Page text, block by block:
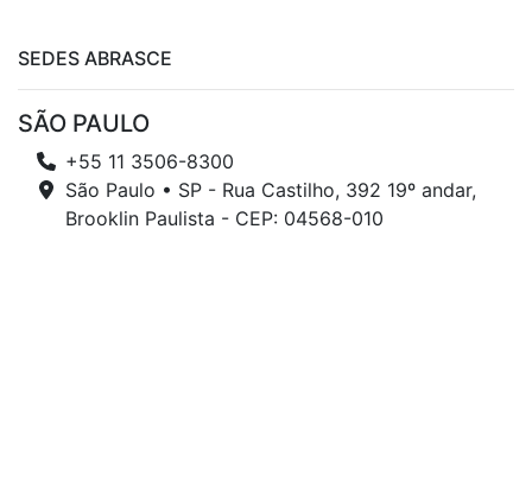
SEDES ABRASCE
SÃO PAULO
+55 11 3506-8300
São Paulo • SP - Rua Castilho, 392 19º andar,
Brooklin Paulista - CEP: 04568-010